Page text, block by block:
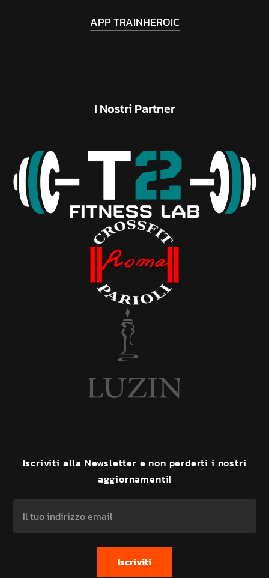
APP TRAINHEROIC
I Nostri Partner
Iscriviti alla Newsletter e non perderti i nostri
aggiornamenti!